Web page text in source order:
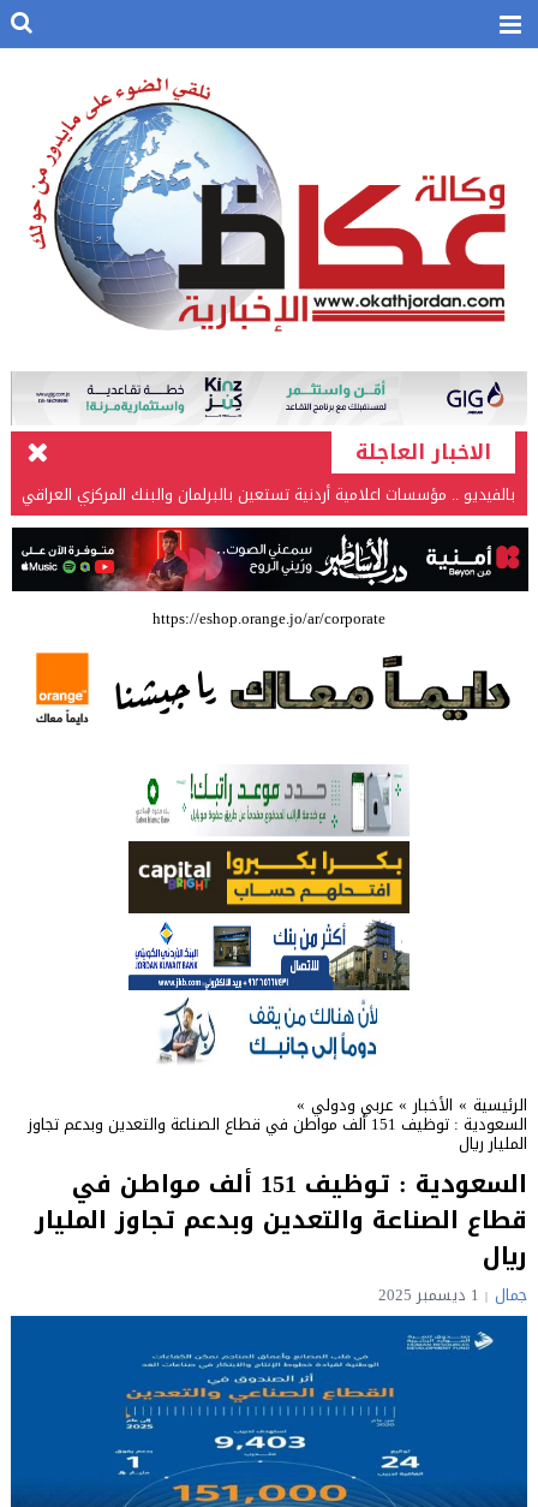
الاخبار العاجلة
بالفيديو .. مؤسسات اعلامية أردنية تستعين بالبرلمان والبنك المركزي العراقي
في قضيتها مع طارق الحسن
بالفيديو .. إرادة القائد ثم التعليم ثم الصناعة والزراعة قذفت ببنجلاديش خلال
عشرين عاما من دخل الفرد ٤٠٠$ سنويا الى ٦٠٠٠ $ ، فهل نستطيع ؟؟؟؟؟
شركة تسابيح للسياحة والسفر تسير اول رحلة لحجاج بيت الله الحرام عبر مطار
الملكة علياء الدولي – صور
العلمية الثقافية الأردنية
حملة للتبرع بالدم في جامعة الزيتونة الأردنية
https://eshop.orange.jo/ar/corporate
الرئيسية » الأخبار » عربي ودولي »
السعودية : توظيف 151 ألف مواطن في قطاع الصناعة والتعدين وبدعم تجاوز
المليار ريال
السعودية : توظيف 151 ألف مواطن في
قطاع الصناعة والتعدين وبدعم تجاوز المليار
ريال
جمال 1 ديسمبر 2025